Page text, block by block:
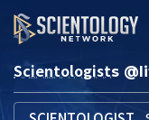
Scientologists